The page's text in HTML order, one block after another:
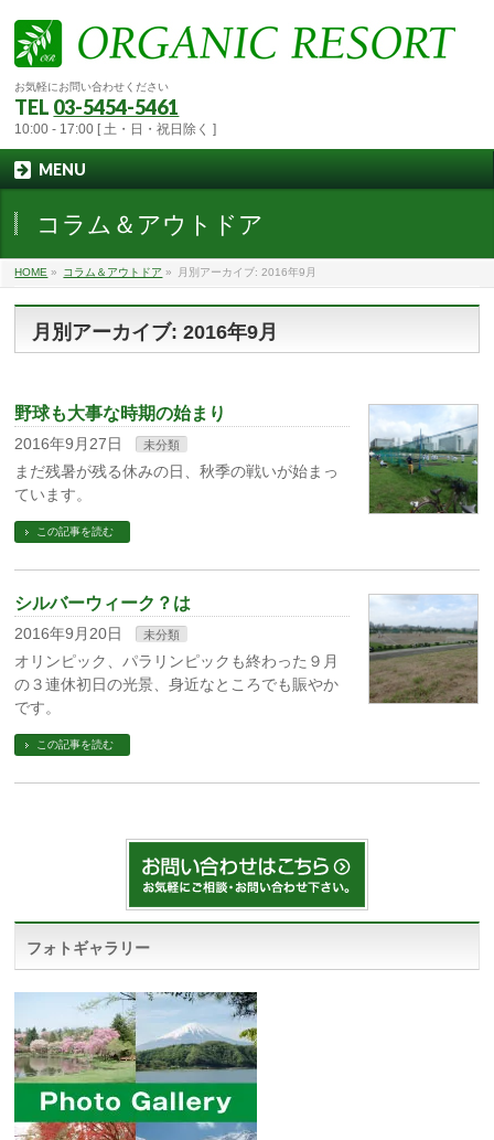
お気軽にお問い合わせください
TEL 03-5454-5461
10:00 - 17:00 [ 土・日・祝日除く ]
MENU
コラム＆アウトドア
HOME » コラム＆アウトドア » 月別アーカイブ: 2016年9月
月別アーカイブ: 2016年9月
野球も大事な時期の始まり
2016年9月27日 未分類
まだ残暑が残る休みの日、秋季の戦いが始まっ
ています。
この記事を読む
シルバーウィーク？は
2016年9月20日 未分類
オリンピック、パラリンピックも終わった９月
の３連休初日の光景、身近なところでも賑やか
です。
この記事を読む
フォトギャラリー